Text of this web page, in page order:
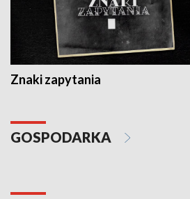
Znaki zapytania
GOSPODARKA